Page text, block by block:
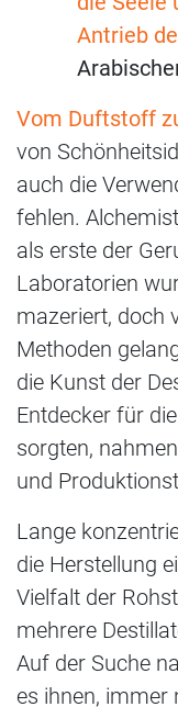
Antrieb
Vom Duftstoff
von
auch die
fehlen.
als erste der
Laboratorien
mazeriert, doch
Methoden
die Kunst der
Entdecker für
sorgten,
und
Lange
die Herstellung
Vielfalt der
mehrere
Auf der Suche
es ihnen, immer